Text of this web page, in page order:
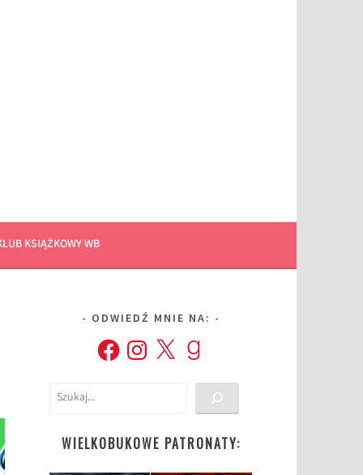
KSIĄŻKOWY WB
ODWIEDŹ MNIE NA:
FacebookInstagram
X Goodreads
Szukaj
WIELKOBUKOWE PATRONATY: